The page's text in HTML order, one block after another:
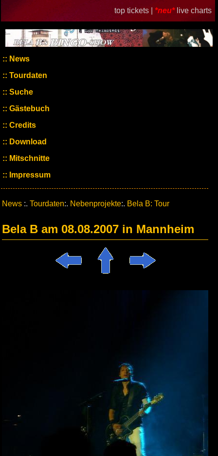
top tickets | *neu* live charts
News
Tourdaten
Suche
Gästebuch
Credits
Download
Mitschnitte
Impressum
News :. Tourdaten:. Nebenprojekte:. Bela B: Tour
Bela B am 08.08.2007 in Mannheim